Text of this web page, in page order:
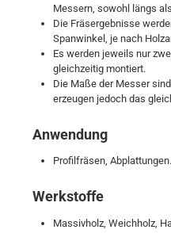
Messern, sowohl längs
Die Fräsergebnisse
Spanwinkel, je nach
Es werden jeweils nur
gleichzeitig montiert.
Die Maße der Messer
erzeugen jedoch das
Anwendung
Profilfräsen, Abplattungen.
Werkstoffe
Massivholz, Weichholz,